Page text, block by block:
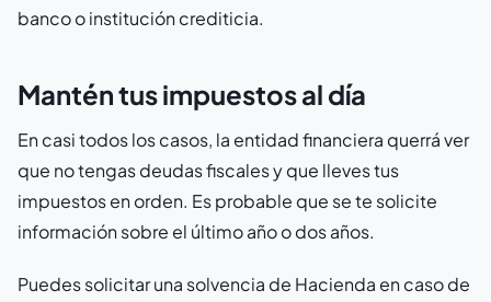
banco o institución crediticia.
Mantén tus impuestos al día
En casi todos los casos, la entidad financiera querrá ver
que no tengas deudas fiscales y que lleves tus
impuestos en orden. Es probable que se te solicite
información sobre el último año o dos años.
Puedes solicitar una solvencia de Hacienda en caso de